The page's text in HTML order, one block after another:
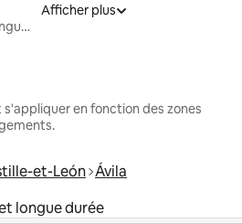
Locations moyenne et longue durée
Afficher plus
en fonction des zones
et-León Ávila
longue durée